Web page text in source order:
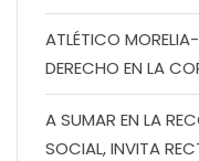
ATLÉTICO
DERECHO EN LA
A SUMAR EN LA
SOCIAL, INVITA